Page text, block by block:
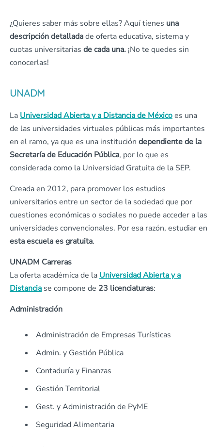
¿Quieres saber más sobre ellas? Aquí tienes una
descripción detalladade oferta educativa, sistema y
cuotas universitarias de cada una. ¡No te quedes sin
conocerlas!
UNADM
La Universidad Abierta y a Distancia de Méxicoes una
de las universidades virtuales públicas más importantes
en el ramo, ya que es una institución dependiente de la
Secretaría de Educación Pública, por lo que es
considerada como la Universidad Gratuita de la SEP.
Creada en 2012, para promover los estudios
universitarios entre un sector de la sociedad que por
cuestiones económicas o sociales no puede acceder a las
universidades convencionales. Por esa razón, estudiar en
esta escuela es gratuita.
UNADM Carreras
La oferta académica de la Universidad Abierta y a
Distancia se compone de 23 licenciaturas:
Administración
Administración de Empresas Turísticas
Admin. y Gestión Pública
Contaduría y Finanzas
Gestión Territorial
Gest. y Administración de PyME
Seguridad Alimentaria